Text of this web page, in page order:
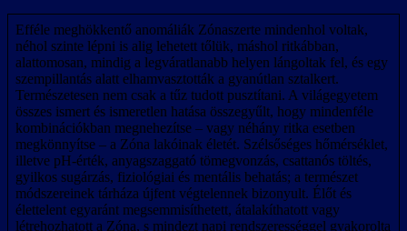
Efféle meghökkentő anomáliák Zónaszerte mindenhol voltak,
néhol szinte lépni is alig lehetett tőlük, máshol ritkábban,
alattomosan, mindig a legváratlanabb helyen lángoltak fel, és egy
szempillantás alatt elhamvasztották a gyanútlan sztalkert.
Természetesen nem csak a tűz tudott pusztítani. A világegyetem
összes ismert és ismeretlen hatása összegyűlt, hogy mindenféle
kombinációkban megnehezítse – vagy néhány ritka esetben
megkönnyítse – a Zóna lakóinak életét. Szélsőséges hőmérséklet,
illetve pH-érték, anyagszaggató tömegvonzás, csattanós töltés,
gyilkos sugárzás, fiziológiai és mentális behatás; a természet
módszereinek tárháza újfent végtelennek bizonyult. Élőt és
élettelent egyaránt megsemmisíthetett, átalakíthatott vagy
létrehozhatott a Zóna, s mindezt napi rendszerességgel gyakorolta